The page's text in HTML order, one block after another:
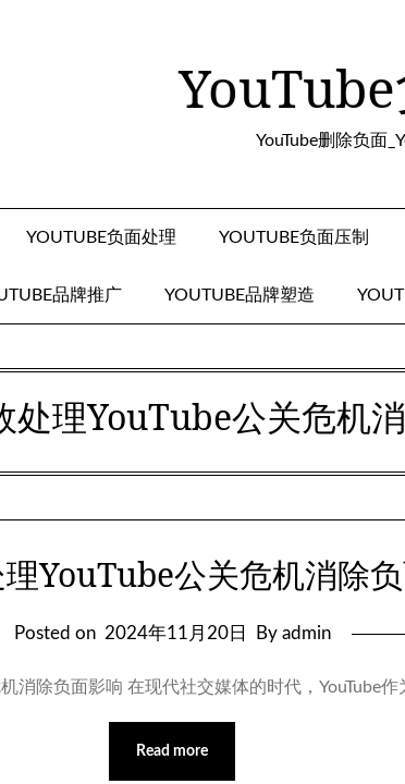
YouTube删除负面
YOUTUBE负面处理 YOUTUBE负面压制
品牌推广 YOUTUBE品牌塑造
处理YouTube公关危机
YouTube公关危机消除
Posted on 2024年11月20日 By admin
消除负面影响 在现代社交媒体的时代，YouTube
Read more